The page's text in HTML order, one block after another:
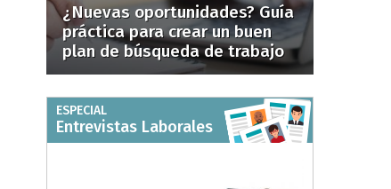
¿Nuevas oportunidades? Guía
práctica para crear un buen
plan de búsqueda de trabajo
ESPECIAL
Entrevistas Laborales